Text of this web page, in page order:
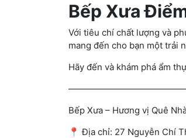
Bếp Xưa
Với tiêu chí chất lượng và
mang đến cho bạn một trải
Hãy đến và khám phá ẩm
Bếp Xưa – Hương vị Quê
📍 Địa chỉ: 27 Nguyễn Chí